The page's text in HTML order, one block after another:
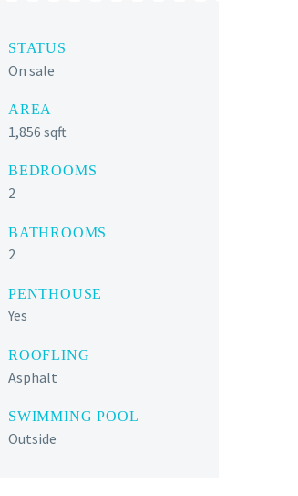
STATUS
On sale
AREA
1,856 sqft
BEDROOMS
2
BATHROOMS
2
PENTHOUSE
Yes
ROOFLING
Asphalt
SWIMMING POOL
Outside